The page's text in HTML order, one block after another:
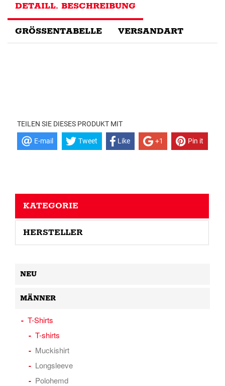
DETAILL. BESCHREIBUNG
GRÖSSENTABELLE VERSANDART
TEILEN SIE DIESES PRODUKT MIT
E-mail Tweet Like +1 Pin it
KATEGORIE
HERSTELLER
NEU
MÄNNER
T-Shirts
T-shirts
Muckishirt
Longsleeve
Polohemd